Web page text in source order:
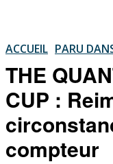
ACCUEIL PARU
THE
CUP :
compteur